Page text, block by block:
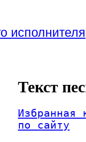
исполнителя
Текст
Избранная
по сайту